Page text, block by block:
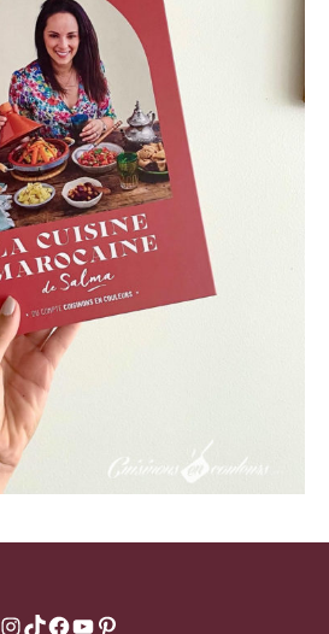
Instagram
TikTok
Facebook
YouTube
Pinterest